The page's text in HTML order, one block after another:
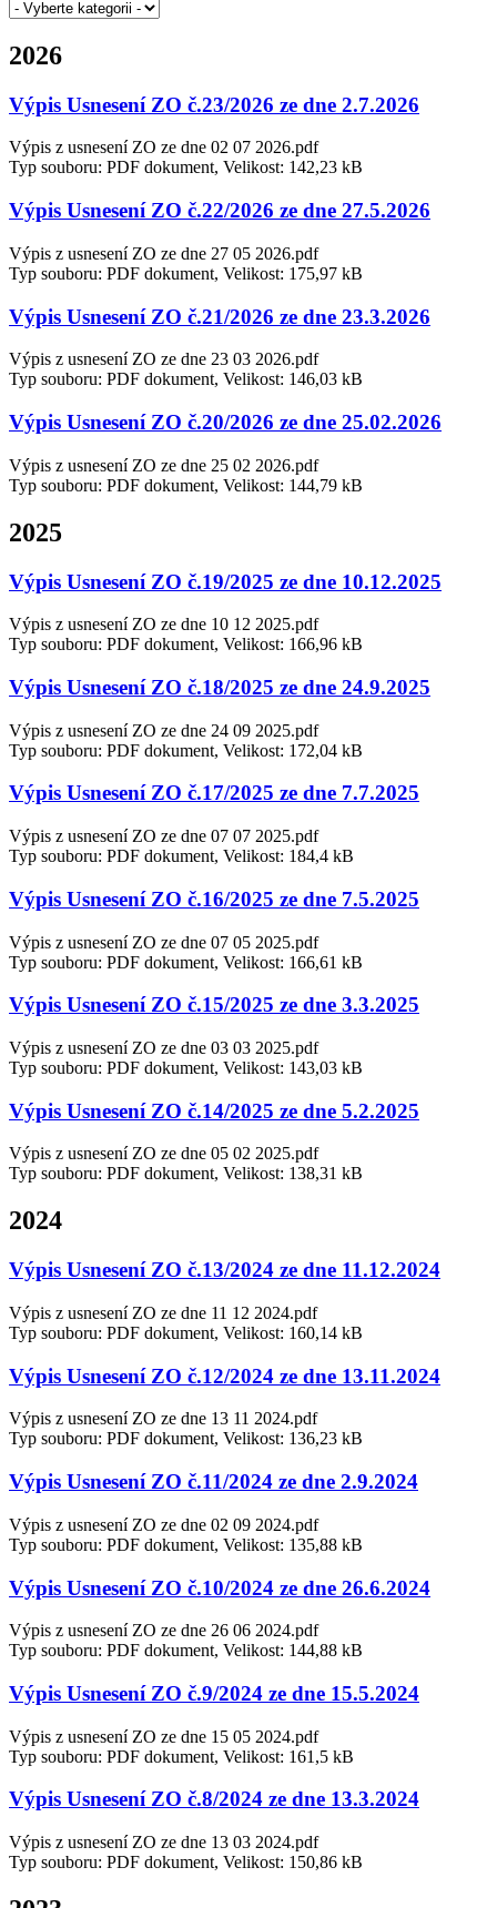
2026
Výpis Usnesení ZO č.23/2026 ze dne 2.7.2026
Výpis z usnesení ZO ze dne 02 07 2026.pdf
Typ souboru: PDF dokument, Velikost: 142,23 kB
Výpis Usnesení ZO č.22/2026 ze dne 27.5.2026
Výpis z usnesení ZO ze dne 27 05 2026.pdf
Typ souboru: PDF dokument, Velikost: 175,97 kB
Výpis Usnesení ZO č.21/2026 ze dne 23.3.2026
Výpis z usnesení ZO ze dne 23 03 2026.pdf
Typ souboru: PDF dokument, Velikost: 146,03 kB
Výpis Usnesení ZO č.20/2026 ze dne 25.02.2026
Výpis z usnesení ZO ze dne 25 02 2026.pdf
Typ souboru: PDF dokument, Velikost: 144,79 kB
2025
Výpis Usnesení ZO č.19/2025 ze dne 10.12.2025
Výpis z usnesení ZO ze dne 10 12 2025.pdf
Typ souboru: PDF dokument, Velikost: 166,96 kB
Výpis Usnesení ZO č.18/2025 ze dne 24.9.2025
Výpis z usnesení ZO ze dne 24 09 2025.pdf
Typ souboru: PDF dokument, Velikost: 172,04 kB
Výpis Usnesení ZO č.17/2025 ze dne 7.7.2025
Výpis z usnesení ZO ze dne 07 07 2025.pdf
Typ souboru: PDF dokument, Velikost: 184,4 kB
Výpis Usnesení ZO č.16/2025 ze dne 7.5.2025
Výpis z usnesení ZO ze dne 07 05 2025.pdf
Typ souboru: PDF dokument, Velikost: 166,61 kB
Výpis Usnesení ZO č.15/2025 ze dne 3.3.2025
Výpis z usnesení ZO ze dne 03 03 2025.pdf
Typ souboru: PDF dokument, Velikost: 143,03 kB
Výpis Usnesení ZO č.14/2025 ze dne 5.2.2025
Výpis z usnesení ZO ze dne 05 02 2025.pdf
Typ souboru: PDF dokument, Velikost: 138,31 kB
2024
Výpis Usnesení ZO č.13/2024 ze dne 11.12.2024
Výpis z usnesení ZO ze dne 11 12 2024.pdf
Typ souboru: PDF dokument, Velikost: 160,14 kB
Výpis Usnesení ZO č.12/2024 ze dne 13.11.2024
Výpis z usnesení ZO ze dne 13 11 2024.pdf
Typ souboru: PDF dokument, Velikost: 136,23 kB
Výpis Usnesení ZO č.11/2024 ze dne 2.9.2024
Výpis z usnesení ZO ze dne 02 09 2024.pdf
Typ souboru: PDF dokument, Velikost: 135,88 kB
Výpis Usnesení ZO č.10/2024 ze dne 26.6.2024
Výpis z usnesení ZO ze dne 26 06 2024.pdf
Typ souboru: PDF dokument, Velikost: 144,88 kB
Výpis Usnesení ZO č.9/2024 ze dne 15.5.2024
Výpis z usnesení ZO ze dne 15 05 2024.pdf
Typ souboru: PDF dokument, Velikost: 161,5 kB
Výpis Usnesení ZO č.8/2024 ze dne 13.3.2024
Výpis z usnesení ZO ze dne 13 03 2024.pdf
Typ souboru: PDF dokument, Velikost: 150,86 kB